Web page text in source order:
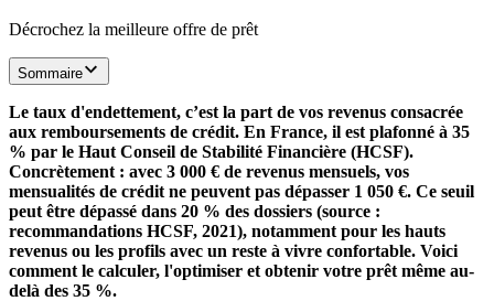
Décrochez la meilleure offre de prêt
Sommaire
Le taux d'endettement, c’est la part de vos revenus consacrée
aux remboursements de crédit. En France, il est plafonné à 35
% par le Haut Conseil de Stabilité Financière (HCSF).
Concrètement : avec 3 000 € de revenus mensuels, vos
mensualités de crédit ne peuvent pas dépasser 1 050 €. Ce seuil
peut être dépassé dans 20 % des dossiers (source :
recommandations HCSF, 2021), notamment pour les hauts
revenus ou les profils avec un reste à vivre confortable. Voici
comment le calculer, l'optimiser et obtenir votre prêt même au-
delà des 35 %.